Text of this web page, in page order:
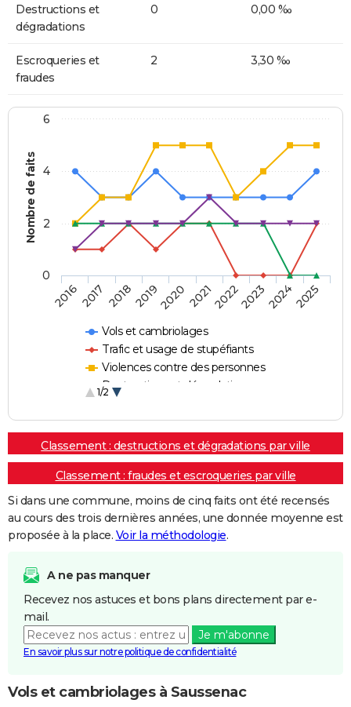
Destructions et
dégradations
0 0,00 ‰
Escroqueries et
fraudes
2 3,30 ‰
Nombre de faits
Vols et cambriolages
Trafic et usage de stupéfiants
Violences contre des personnes
Destructions et dégradations
1/2
20162017 20182019202020212022202320242025
0
2
4
6
Classement : destructions et dégradations par ville
Classement : fraudes et escroqueries par ville
Si dans une commune, moins de cinq faits ont été recensés
au cours des trois dernières années, une donnée moyenne est
proposée à la place. Voir la méthodologie.
A ne pas manquer
Recevez nos astuces et bons plans directement par e-
mail.
Je m'abonne
En savoir plus sur notre politique de confidentialité
Vols et cambriolages à Saussenac